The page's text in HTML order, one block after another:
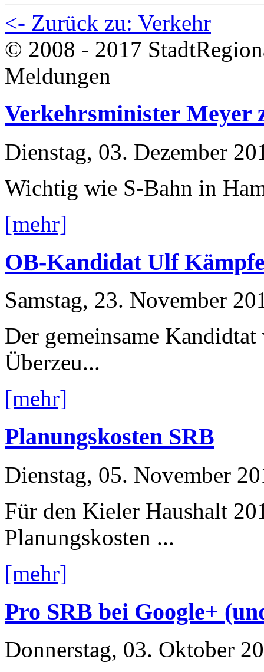
<- Zurück zu: Verkehr
© 2008 - 2017
Meldungen
Verkehrsminister Meyer
Dienstag, 03. Dezember
Wichtig wie S-Bahn in
[mehr]
OB-Kandidat Ulf
Samstag, 23. November
Der gemeinsame
Überzeu...
[mehr]
Planungskosten SRB
Dienstag, 05. November
Für den Kieler Haushalt
Planungskosten ...
[mehr]
Pro SRB bei Google+
Donnerstag, 03. Oktober